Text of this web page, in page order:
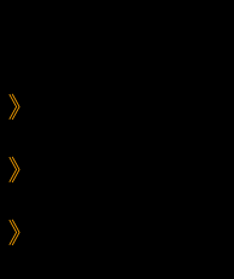
》
》
》